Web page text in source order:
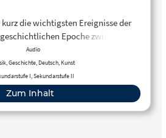
die wichtigsten Ereignisse der
Epoche zwischen
den Beginn der Neuzeit.
Audio
Geschichte, Deutsch, Kunst
I, Sekundarstufe II
Zum Inhalt